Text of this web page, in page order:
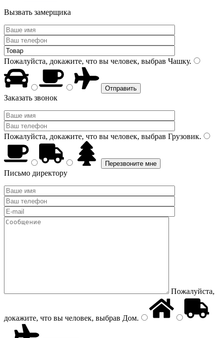
Вызвать замерщика
Пожалуйста, докажите, что вы человек, выбрав Чашку.
Заказать звонок
Пожалуйста, докажите, что вы человек, выбрав Грузовик.
Письмо директору
Пожалуйста,
докажите, что вы человек, выбрав Дом.